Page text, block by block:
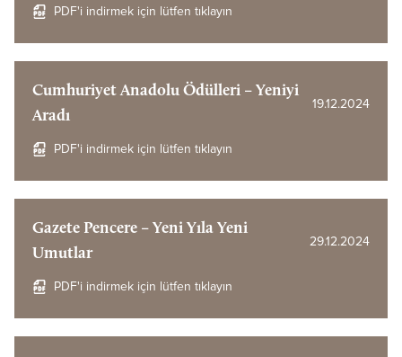
PDF'i indirmek için lütfen tıklayın
Cumhuriyet Anadolu Ödülleri – Yeniyi
Aradı
19.12.2024
PDF'i indirmek için lütfen tıklayın
Gazete Pencere – Yeni Yıla Yeni
Umutlar
29.12.2024
PDF'i indirmek için lütfen tıklayın